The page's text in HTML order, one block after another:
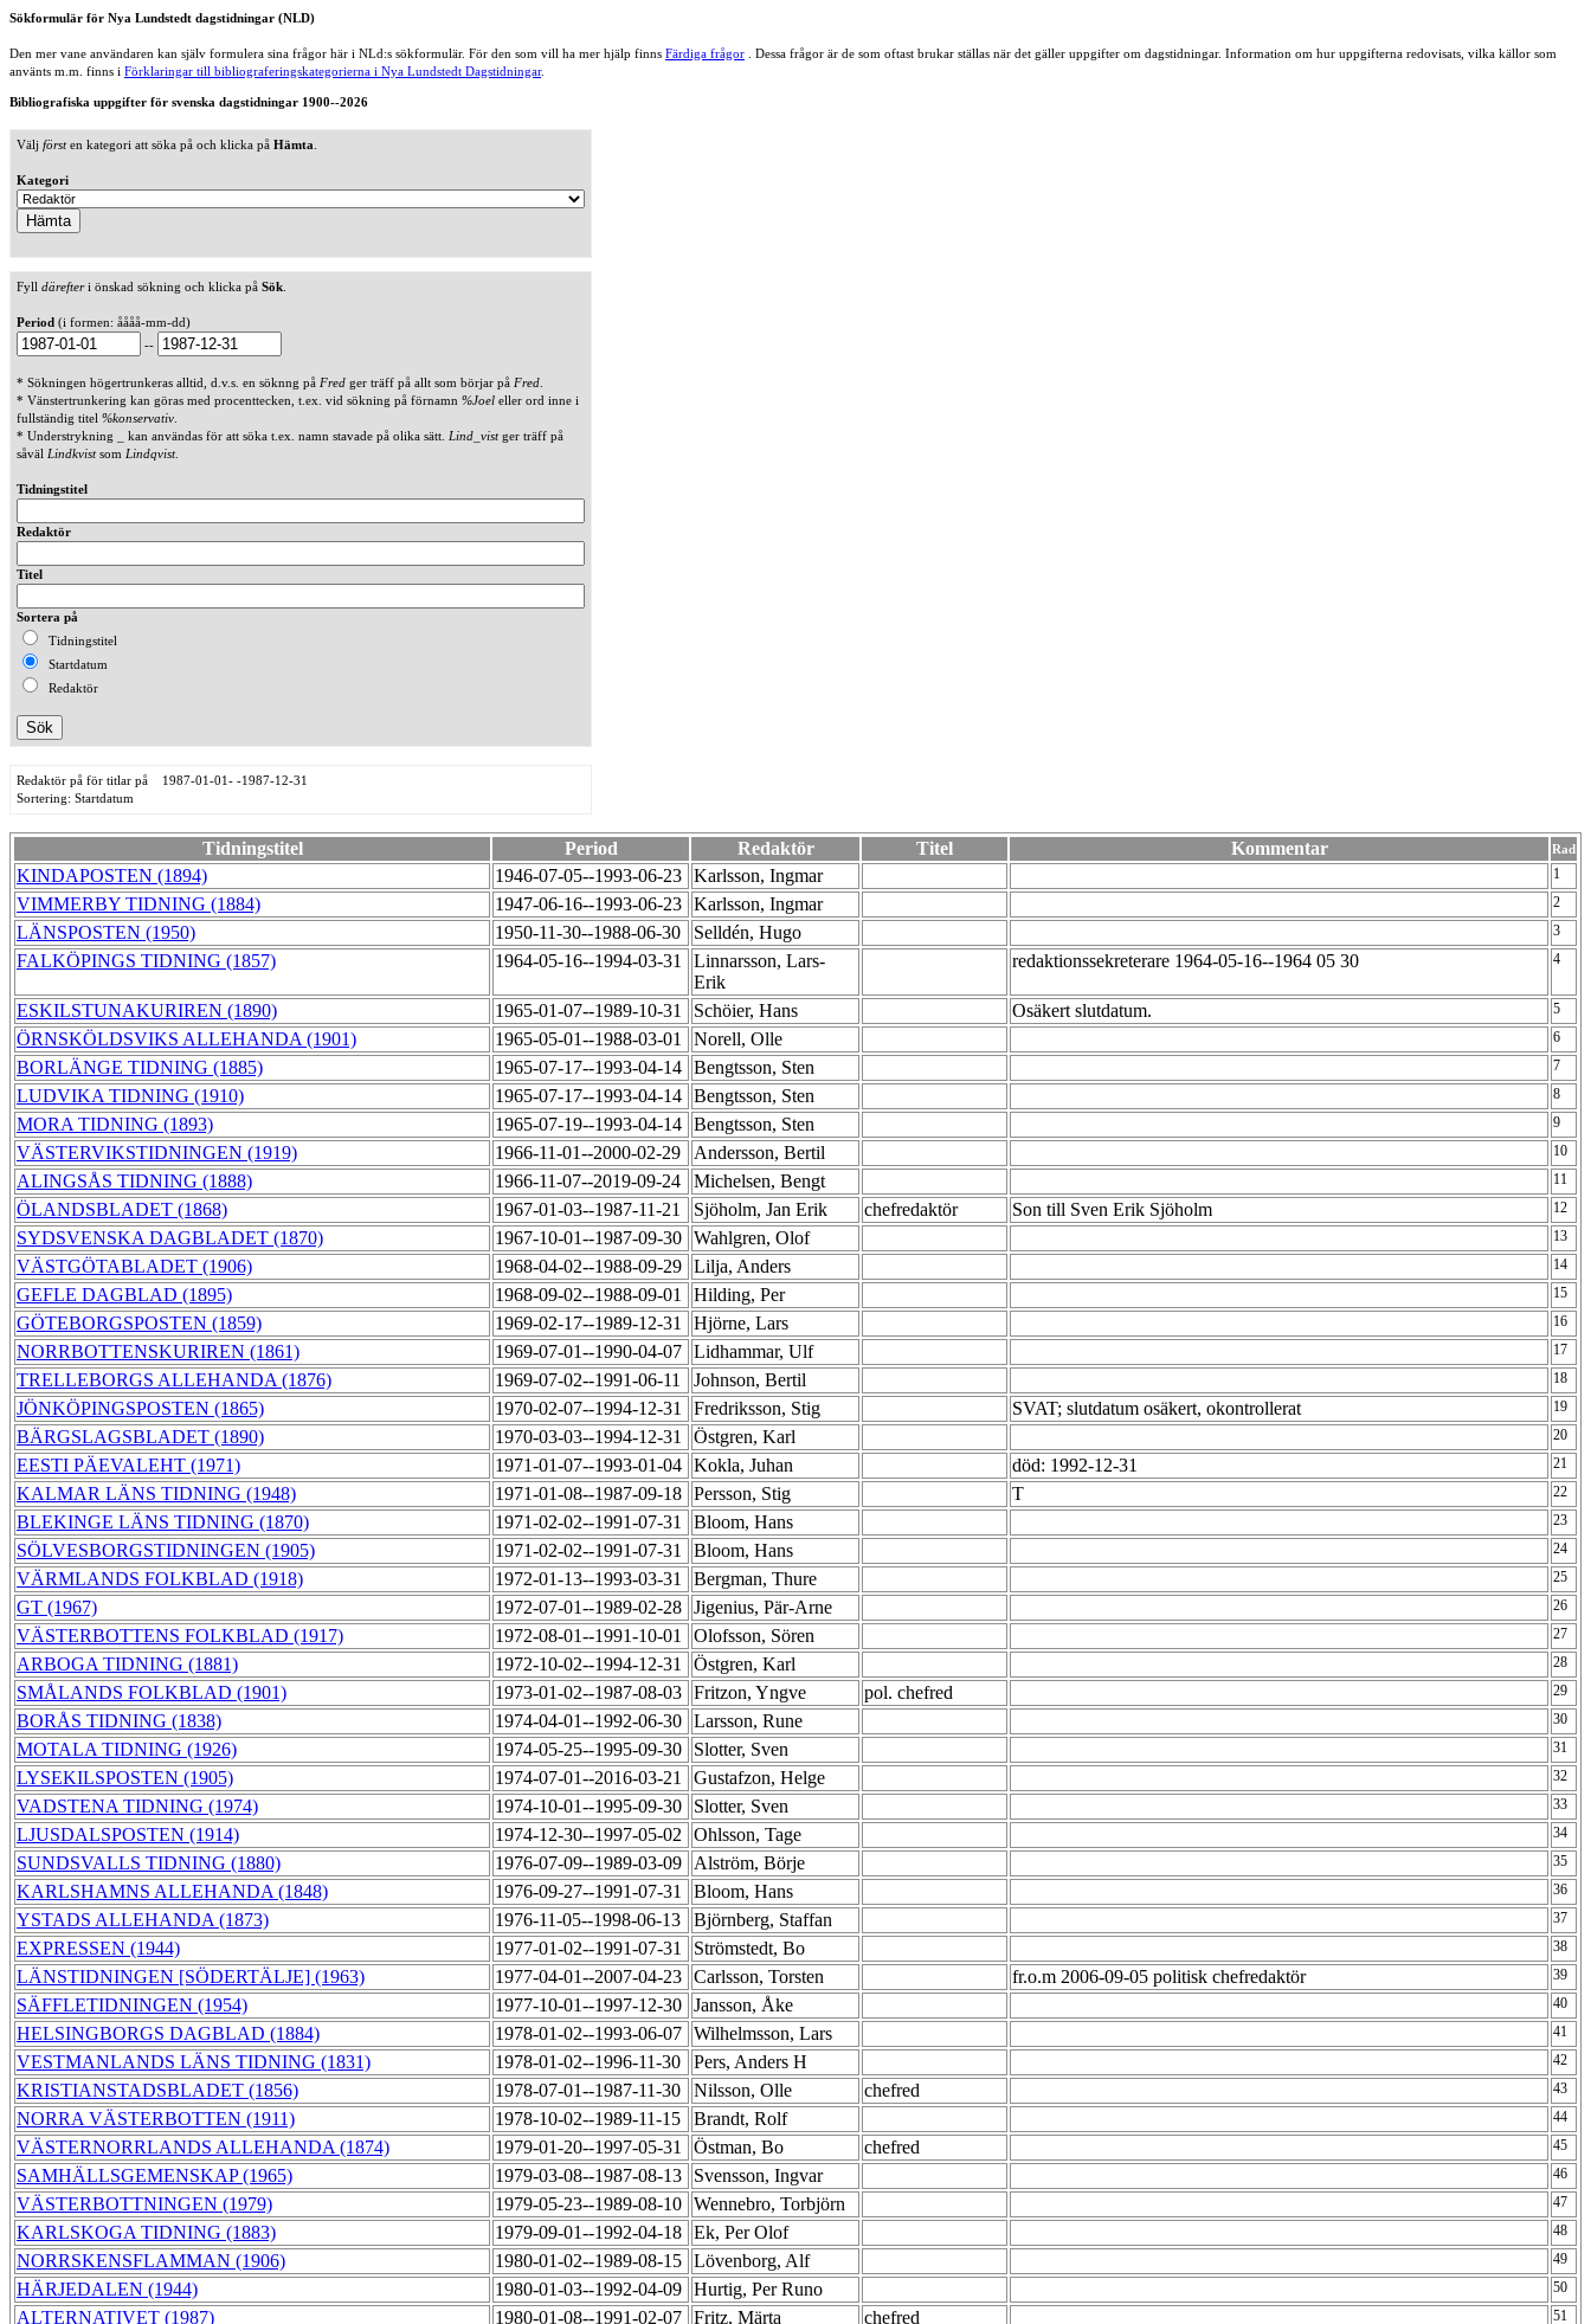
Sökformulär för Nya Lundstedt dagstidningar (NLD)
Den mer vane användaren kan själv formulera sina frågor här i NLd:s sökformulär. För den som vill ha mer hjälp finns Färdiga frågor . Dessa frågor är de som oftast brukar ställas när det gäller uppgifter om dagstidningar. Information om hur uppgifterna redovisats, vilka källor som
använts m.m. finns i Förklaringar till bibliograferingskategorierna i Nya Lundstedt Dagstidningar.
Bibliografiska uppgifter för svenska dagstidningar 1900--2026
Välj försten kategori att söka på och klicka på Hämta
Kategori
Fyll därefteri önskad sökning och klicka på Sök
Period (i formen: åååå-mm-dd)
--
* Sökningen högertrunkeras alltid, d.v.s. en söknng på Fred ger träff på allt som börjar på Fred
* Vänstertrunkering kan göras med procenttecken, t.ex. vid sökning på förnamn %Joel eller ord inne i
fullständig titel %konservativ
* Understrykning _ kan användas för att söka t.ex. namn stavade på olika sätt. Lind_vistger träff på
såväl Lindkvistsom Lindqvist.
Tidningstitel
Redaktör
Titel
Sortera på
Tidningstitel
Startdatum
Redaktör
Redaktör på för titlar på 1987-01-01- -1987-12-31
Sortering: Startdatum
Tidningstitel Period Redaktör Titel Kommentar Rad
KINDAPOSTEN (1894) 1946-07-05--1993-06-23 Karlsson, Ingmar 1
VIMMERBY TIDNING (1884) 1947-06-16--1993-06-23 Karlsson, Ingmar 2
LÄNSPOSTEN (1950) 1950-11-30--1988-06-30 Selldén, Hugo 3
FALKÖPINGS TIDNING (1857) 1964-05-16--1994-03-31
Linnarsson, Lars-
Erik
redaktionssekreterare 1964-05-16--1964 05 30 4
ESKILSTUNAKURIREN (1890) 1965-01-07--1989-10-31 Schöier, Hans Osäkert slutdatum. 5
ÖRNSKÖLDSVIKS ALLEHANDA (1901) 1965-05-01--1988-03-01 Norell, Olle 6
BORLÄNGE TIDNING (1885) 1965-07-17--1993-04-14 Bengtsson, Sten 7
LUDVIKA TIDNING (1910) 1965-07-17--1993-04-14 Bengtsson, Sten 8
MORA TIDNING (1893) 1965-07-19--1993-04-14 Bengtsson, Sten 9
VÄSTERVIKSTIDNINGEN (1919) 1966-11-01--2000-02-29 Andersson, Bertil 10
ALINGSÅS TIDNING (1888) 1966-11-07--2019-09-24 Michelsen, Bengt 11
ÖLANDSBLADET (1868) 1967-01-03--1987-11-21 Sjöholm, Jan Erik chefredaktör Son till Sven Erik Sjöholm 12
SYDSVENSKA DAGBLADET (1870) 1967-10-01--1987-09-30 Wahlgren, Olof 13
VÄSTGÖTABLADET (1906) 1968-04-02--1988-09-29 Lilja, Anders 14
GEFLE DAGBLAD (1895) 1968-09-02--1988-09-01 Hilding, Per 15
GÖTEBORGSPOSTEN (1859) 1969-02-17--1989-12-31 Hjörne, Lars 16
NORRBOTTENSKURIREN (1861) 1969-07-01--1990-04-07 Lidhammar, Ulf 17
TRELLEBORGS ALLEHANDA (1876) 1969-07-02--1991-06-11 Johnson, Bertil 18
JÖNKÖPINGSPOSTEN (1865) 1970-02-07--1994-12-31 Fredriksson, Stig SVAT; slutdatum osäkert, okontrollerat 19
BÄRGSLAGSBLADET (1890) 1970-03-03--1994-12-31 Östgren, Karl 20
EESTI PÄEVALEHT (1971) 1971-01-07--1993-01-04 Kokla, Juhan död: 1992-12-31 21
KALMAR LÄNS TIDNING (1948) 1971-01-08--1987-09-18 Persson, Stig T 22
BLEKINGE LÄNS TIDNING (1870) 1971-02-02--1991-07-31 Bloom, Hans 23
SÖLVESBORGSTIDNINGEN (1905) 1971-02-02--1991-07-31 Bloom, Hans 24
VÄRMLANDS FOLKBLAD (1918) 1972-01-13--1993-03-31 Bergman, Thure 25
GT (1967) 1972-07-01--1989-02-28 Jigenius, Pär-Arne 26
VÄSTERBOTTENS FOLKBLAD (1917) 1972-08-01--1991-10-01 Olofsson, Sören 27
ARBOGA TIDNING (1881) 1972-10-02--1994-12-31 Östgren, Karl 28
SMÅLANDS FOLKBLAD (1901) 1973-01-02--1987-08-03 Fritzon, Yngve pol. chefred 29
BORÅS TIDNING (1838) 1974-04-01--1992-06-30 Larsson, Rune 30
MOTALA TIDNING (1926) 1974-05-25--1995-09-30 Slotter, Sven 31
LYSEKILSPOSTEN (1905) 1974-07-01--2016-03-21 Gustafzon, Helge 32
VADSTENA TIDNING (1974) 1974-10-01--1995-09-30 Slotter, Sven 33
LJUSDALSPOSTEN (1914) 1974-12-30--1997-05-02 Ohlsson, Tage 34
SUNDSVALLS TIDNING (1880) 1976-07-09--1989-03-09 Alström, Börje 35
KARLSHAMNS ALLEHANDA (1848) 1976-09-27--1991-07-31 Bloom, Hans 36
YSTADS ALLEHANDA (1873) 1976-11-05--1998-06-13 Björnberg, Staffan 37
EXPRESSEN (1944) 1977-01-02--1991-07-31 Strömstedt, Bo 38
LÄNSTIDNINGEN [SÖDERTÄLJE] (1963) 1977-04-01--2007-04-23 Carlsson, Torsten fr.o.m 2006-09-05 politisk chefredaktör 39
SÄFFLETIDNINGEN (1954) 1977-10-01--1997-12-30 Jansson, Åke 40
HELSINGBORGS DAGBLAD (1884) 1978-01-02--1993-06-07 Wilhelmsson, Lars 41
VESTMANLANDS LÄNS TIDNING (1831) 1978-01-02--1996-11-30 Pers, Anders H 42
KRISTIANSTADSBLADET (1856) 1978-07-01--1987-11-30 Nilsson, Olle chefred 43
NORRA VÄSTERBOTTEN (1911) 1978-10-02--1989-11-15 Brandt, Rolf 44
VÄSTERNORRLANDS ALLEHANDA (1874) 1979-01-20--1997-05-31 Östman, Bo chefred 45
SAMHÄLLSGEMENSKAP (1965) 1979-03-08--1987-08-13 Svensson, Ingvar 46
VÄSTERBOTTNINGEN (1979) 1979-05-23--1989-08-10 Wennebro, Torbjörn 47
KARLSKOGA TIDNING (1883) 1979-09-01--1992-04-18 Ek, Per Olof 48
NORRSKENSFLAMMAN (1906) 1980-01-02--1989-08-15 Lövenborg, Alf 49
HÄRJEDALEN (1944) 1980-01-03--1992-04-09 Hurtig, Per Runo 50
ALTERNATIVET (1987) 1980-01-08--1991-02-07 Fritz, Märta chefred 51